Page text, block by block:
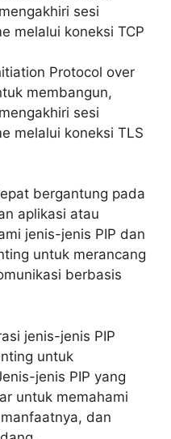
sesi
melalui koneksi TCP
Protocol over
membangun,
sesi
melalui koneksi TLS
bergantung pada
aplikasi atau
jenis-jenis PIP dan
untuk merancang
berbasis
jenis-jenis PIP
untuk
jenis PIP yang
untuk memahami
dan